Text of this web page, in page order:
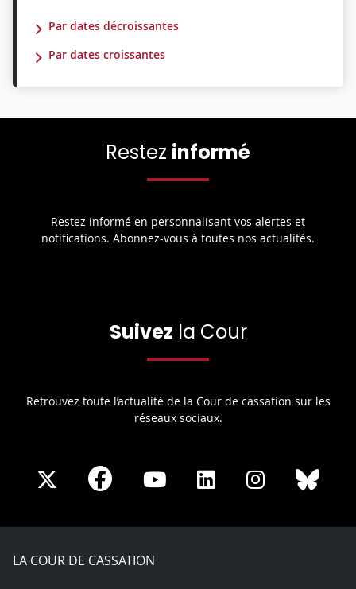
Par dates décroissantes
Par dates croissantes
Restez informé
Restez informé en personnalisant vos alertes et
notifications. Abonnez-vous à toutes nos actualités.
Suivez la Cour
Retrouvez toute l’actualité de la Cour de cassation sur les
réseaux sociaux.
Share
X
Share
Facebook
Share
Youtube
Share
LinkedIn
Share
Instagram
LA COUR DE CASSATION